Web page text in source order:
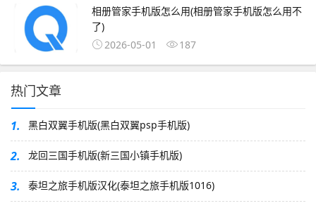
相册管家手机版怎么用(相册管家手机版怎么用不
了)
2026-05-01
187
热门文章
1. 黑白双翼手机版(黑白双翼psp手机版)
2. 龙回三国手机版(新三国小镇手机版)
3. 泰坦之旅手机版汉化(泰坦之旅手机版1016)